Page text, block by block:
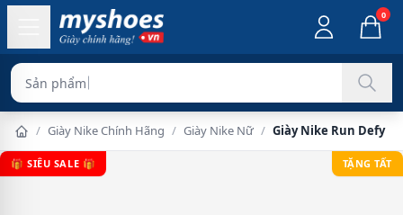
0
Sản phẩm chính hãn
/ Giày Nike Chính Hãng / Giày Nike Nữ / Giày Nike Run Defy
🎁 SIÊU SALE 🎁 TẶNG TẤT